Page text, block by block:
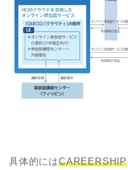
具体的にはCAREERSHIP